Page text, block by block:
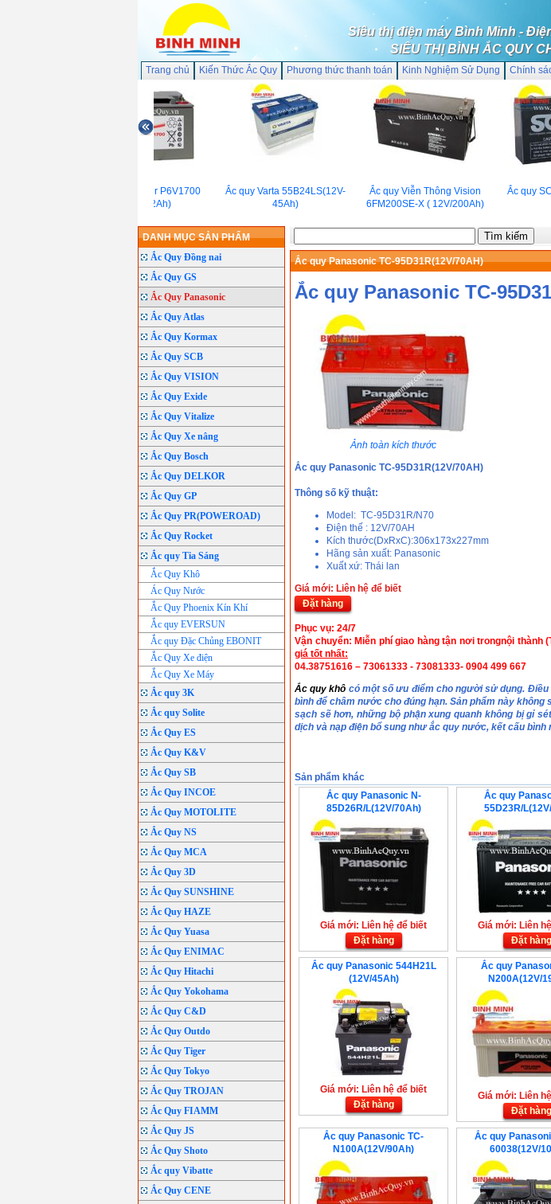
Siêu thị điện máy Bình Minh -
SIÊU THỊ BÌNH ẮC QUY
Trang chủ Kiến Thức Ắc Quy Phương thức thanh toán Kinh Nghiệm Sử Dụng Chính
Ắc quy Sprinter P6V1700
(6V/122Ah)
Ắc quy Varta 55B24LS(12V-
45Ah)
Ắc quy Viễn Thông Vision
6FM200SE-X ( 12V/200Ah)
Ắc quy
DANH MỤC SẢN PHẨM
Ắc Quy Đồng nai
Ắc Quy GS
Ắc Quy Panasonic
Ắc Quy Atlas
Ắc Quy Kormax
Ắc Quy SCB
Ắc Quy VISION
Ắc Quy Exide
Ắc Quy Vitalize
Ắc Quy Xe nâng
Ắc Quy Bosch
Ắc Quy DELKOR
Ắc Quy GP
Ắc Quy PR(POWEROAD)
Ắc Quy Rocket
Ắc quy Tia Sáng
Ắc Quy Khô
Ác Quy Nước
Ắc Quy Phoenix Kín Khí
Ắc quy EVERSUN
Ắc quy Đặc Chủng EBONIT
Ắc Quy Xe điện
Ắc Quy Xe Máy
Ắc quy 3K
Ắc quy Solite
Ắc Quy ES
Ắc Quy K&V
Ắc Quy SB
Ắc Quy INCOE
Ắc Quy MOTOLITE
Ắc Quy NS
Ắc Quy MCA
Ắc Quy 3D
Ắc Quy SUNSHINE
Ắc Quy HAZE
Ắc Quy Yuasa
Ắc Quy ENIMAC
Ắc Quy Hitachi
Ắc Quy Yokohama
Ắc Quy C&D
Ắc Quy Outdo
Ắc Quy Tiger
Ắc Quy Tokyo
Ắc Quy TROJAN
Ắc Quy FIAMM
Ắc Quy JS
Ắc Quy Shoto
Ắc quy Vibatte
Ắc Quy CENE
Ắc quy Panasonic TC-95D31R(12V/70AH)
Ắc quy Panasonic TC-
Ảnh toàn kích thước
Ắc quy Panasonic TC-95D31R(12V/70AH)
Thông số kỹ thuật:
Model: TC-95D31R/N70
Điện thế : 12V/70AH
Kích thước(DxRxC):306x173x227mm
Hãng sản xuất: Panasonic
Xuất xứ: Thái lan
Giá mới: Liên hệ để biết
Đặt hàng
Phục vụ: 24/7
Vận chuyển: Miễn phí giao hàng tận nơi trongnội thành
giá tốt nhất:
04.38751616 – 73061333 - 73081333- 0904 499 667
Ắc quy khô có một số ưu điểm cho người sử dụng.
bình để châm nước cho đúng hạn. Sản phẩm này
sạch sẽ hơn, những bộ phận xung quanh không bị gỉ
dịch và nạp điện bổ sung như ắc quy nước, kết cấu bình
Sản phẩm khác
Ắc quy Panasonic N-
85D26R/L(12V/70Ah)
Giá mới: Liên hệ để biết
Đặt hàng
Ắc quy
55D23R/
Giá mới: Liên
Đặt hàng
Ắc quy Panasonic 544H21L
(12V/45Ah)
Giá mới: Liên hệ để biết
Đặt hàng
Ắc quy
N200A(12V/
Giá mới: Liên
Đặt hàng
Ắc quy Panasonic TC-
N100A(12V/90Ah)
Ắc quy
60038(12V/